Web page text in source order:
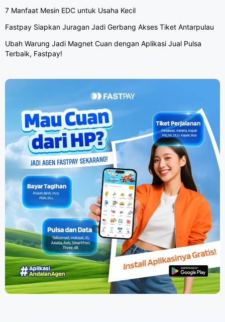
7 Manfaat Mesin EDC untuk Usaha Kecil
Fastpay Siapkan Juragan Jadi Gerbang Akses Tiket Antarpulau
Ubah Warung Jadi Magnet Cuan dengan Aplikasi Jual Pulsa
Terbaik, Fastpay!